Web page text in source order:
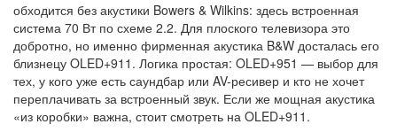
обходится без акустики Bowers & Wilkins: здесь встроенная
система 70 Вт по схеме 2.2. Для плоского телевизора это
добротно, но именно фирменная акустика B&W досталась его
близнецу OLED+911. Логика простая: OLED+951 — выбор для
тех, у кого уже есть саундбар или AV-ресивер и кто не хочет
переплачивать за встроенный звук. Если же мощная акустика
«из коробки» важна, стоит смотреть на OLED+911.